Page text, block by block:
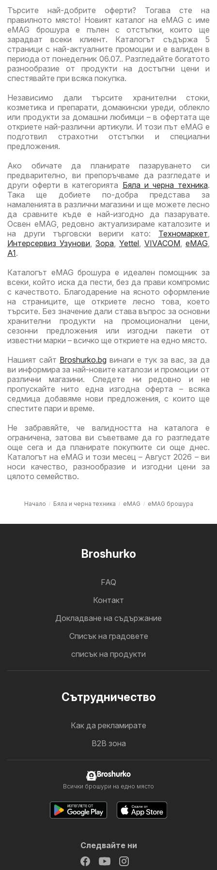
повече
Търсите най-добрите оферти? Тогава сте на
правилното място! Новият каталог на eMAG с име
eMAG брошура е пълен с отстъпки, които ще
зарадват всеки клиент. Каталогът съдържа 5
страници с най-актуалните промоции и е валиден в
периода от понеделник 06.07.. Разгледайте богатото
разнообразие от продукти на достъпни цени и
спестявайте при всяка покупка.
Независимо дали търсите хранителни стоки,
козметика и препарати, домакински уреди, облекло
или продукти за домашни любимци – в офертата ще
откриете най-различни артикули. И този път eMAG е
подготвил страхотни отстъпки и специални
предложения.
Ако обичате да планирате пазаруването си
предварително, ви препоръчваме да разгледате и
други оферти в категорията Бяла и черна техника.
Така ще добиете по-добра представа за
намаленията в различни магазини и ще можете лесно
да сравните къде е най-изгодно да пазарувате.
Освен eMAG, редовно актуализираме каталозите и
на други търговски вериги като: Техномаркет
Интерсервиз Узунови Зора Yettel VIVACOM eMAG
A1.
Каталогът eMAG брошура е идеален помощник за
всеки, който иска да пести, без да прави компромис
с качеството. Благодарение на ясното оформление
на страниците, ще откриете лесно това, което
търсите. Без значение дали става въпрос за основни
хранителни продукти на промоционални цени,
сезонни предложения или изгодни пакети от
известни марки – всичко ще откриете на едно място.
Нашият сайт Broshurko.bg винаги е тук за вас, за да
ви информира за най-новите каталози и промоции от
различни магазини. Следете ни редовно и не
пропускайте нито една изгодна оферта – всяка
седмица добавяме нови предложения, с които ще
спестите пари и време.
Не забравяйте, че валидността на каталога е
ограничена, затова ви съветваме да го разгледате
още сега и да планирате покупките си още днес.
Каталогът на eMAG и този месец – Август 2026 – ви
носи качество, разнообразие и изгодни цени за
цялото семейство.
Начало Бяла и черна техника eMAG eMAG брошура
Broshurko
FAQ
Контакт
Докладване на съдържание
Cписък на градовете
списък на продукти
Cътрудничество
Как да рекламирате
B2B зона
Broshurko
Всички брошури на едно място
Следвайте ни